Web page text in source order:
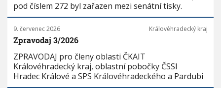
pod číslem 272 byl zařazen mezi senátní tisky.
9. červenec 2026 Královéhradecký kraj
Zpravodaj 3/2026
ZPRAVODAJ pro členy oblasti ČKAIT
Královéhradecký kraj, oblastní pobočky ČSSI
Hradec Králové a SPS Královéhradeckého a Pardubi